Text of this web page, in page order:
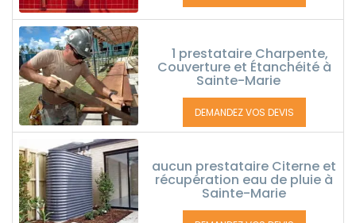
1 prestataire Charpente,
Couverture et Étanchéité à
Sainte-Marie
DEMANDEZ VOS DEVIS
aucun prestataire Citerne et
récupération eau de pluie à
Sainte-Marie